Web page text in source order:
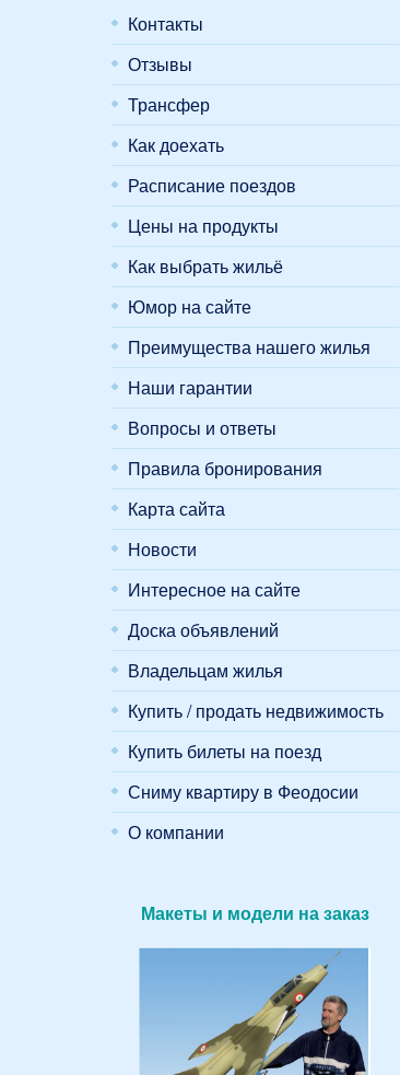
Контакты
Отзывы
Трансфер
Как доехать
Расписание поездов
Цены на продукты
Как выбрать жильё
Юмор на сайте
Преимущества нашего жилья
Наши гарантии
Вопросы и ответы
Правила бронирования
Карта сайта
Новости
Интересное на сайте
Доска объявлений
Владельцам жилья
Купить / продать недвижимость
Купить билеты на поезд
Сниму квартиру в Феодосии
О компании
Макеты и модели на заказ